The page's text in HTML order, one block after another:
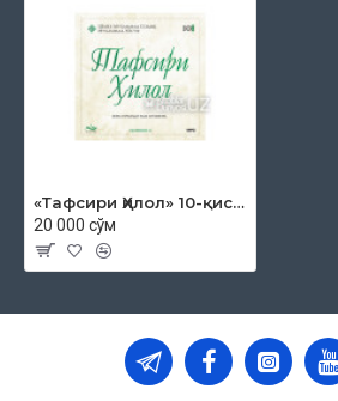
«Тафсири Ҳилол» 10-қисм (MP3)
20 000 сўм